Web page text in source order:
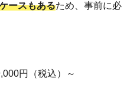
ースもあるため、事前に必
円（税込）～